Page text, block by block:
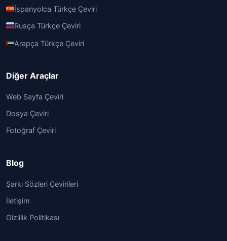
İspanyolca Türkçe Çeviri
Rusça Türkçe Çeviri
Arapça Türkçe Çeviri
Diğer Araçlar
Web Sayfa Çeviri
Dosya Çeviri
Fotoğraf Çeviri
Blog
Şarkı Sözleri Çevirileri
İletişim
Gizlilik Politikası